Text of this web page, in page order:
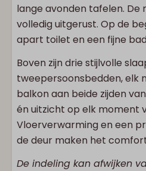
lange avonden tafelen. De
volledig uitgerust. Op de
apart toilet en een fijne
Boven zijn drie stijlvolle
tweepersoonsbedden, elk
balkon aan beide zijden
én uitzicht op elk moment
Vloerverwarming en een
de deur maken het
De indeling kan afwijken